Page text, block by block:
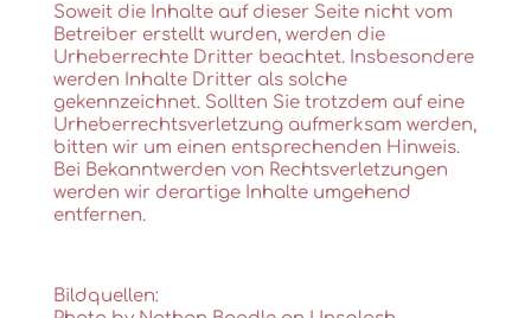
Soweit die Inhalte auf dieser Seite nicht vom
Betreiber erstellt wurden, werden die
Urheberrechte Dritter beachtet. Insbesondere
werden Inhalte Dritter als solche
gekennzeichnet. Sollten Sie trotzdem auf eine
Urheberrechtsverletzung aufmerksam werden,
bitten wir um einen entsprechenden Hinweis.
Bei Bekanntwerden von Rechtsverletzungen
werden wir derartige Inhalte umgehend
entfernen.
Bildquellen: